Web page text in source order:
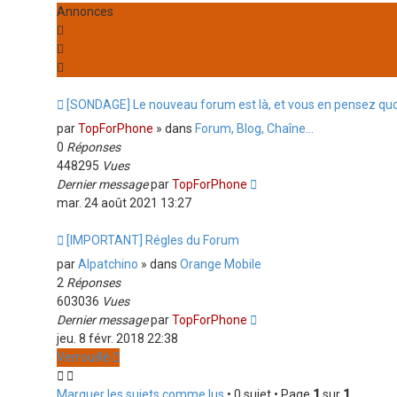
Annonces
[SONDAGE] Le nouveau forum est là, et vous en pensez
parTopForPhone » dans Forum, Blog, Chaîne...
0 Réponses
448295 Vues
Dernier messageparTopForPhone
mar. 24 août 2021 13:27
[IMPORTANT] Régles du Forum
parAlpatchino » dans Orange Mobile
2 Réponses
603036 Vues
Dernier messageparTopForPhone
jeu. 8 févr. 2018 22:38
Verrouillé